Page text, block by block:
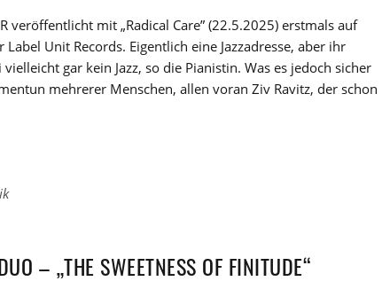
veröffentlicht mit „Radical Care” (22.5.2025) erstmals auf
Label Unit Records. Eigentlich eine Jazzadresse, aber ihr
gar kein Jazz, so die Pianistin. Was es jedoch sicher
mehrerer Menschen, allen voran Ziv Ravitz, der schon
– „THE SWEETNESS OF FINITUDE“